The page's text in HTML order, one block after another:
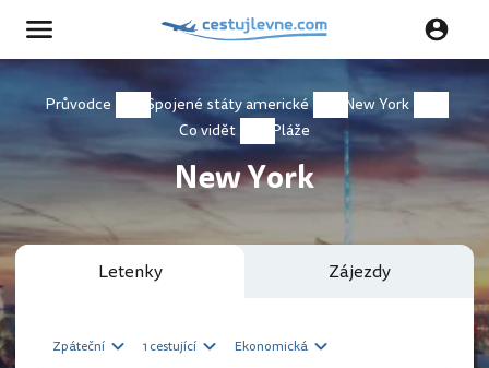
Průvodce Spojené státy americké
New York
Co vidět
Pláže
New York
Letenky Zájezdy
Zpáteční 1 cestující Ekonomická